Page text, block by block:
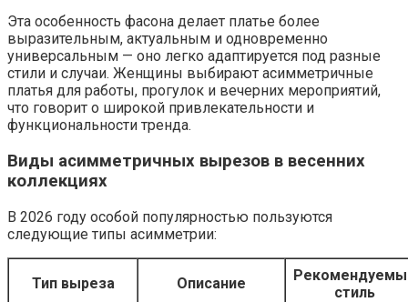
Эта особенность фасона делает платье более
выразительным, актуальным и одновременно
универсальным — оно легко адаптируется под разные
стили и случаи. Женщины выбирают асимметричные
платья для работы, прогулок и вечерних мероприятий,
что говорит о широкой привлекательности и
функциональности тренда.
Виды асимметричных вырезов в весенних
коллекциях
В 2026 году особой популярностью пользуются
следующие типы асимметрии:
Тип выреза Описание
стиль